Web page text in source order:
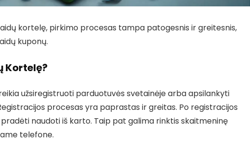
kortelę, pirkimo procesas tampa patogesnis ir greitesnis,
kuponų.
Kortelę?
užsiregistruoti parduotuvės svetainėje arba apsilankyti
procesas yra paprastas ir greitas. Po registracijos
naudoti iš karto. Taip pat galima rinktis skaitmeninę
telefone.